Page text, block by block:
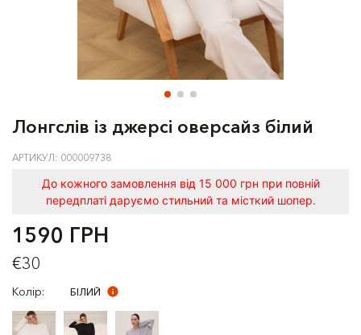
Лонгслів із джерсі оверсайз білий
АРТИКУЛ: 000009738
До кожного замовлення від 15 000 грн при повній
передплаті даруємо стильний та місткий шопер.
1590 ГРН
€30
Колір: БІЛИЙ